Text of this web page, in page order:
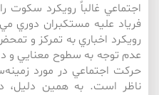
اجتماعي غالباً رويكرد سكوت
فرياد عليه مستكبران دوري
رويكرد اخباري به تمركز و
عدم توجه به سطوح معنايي و
حركت اجتماعي در مورد
ناظر است. به همين دليل،